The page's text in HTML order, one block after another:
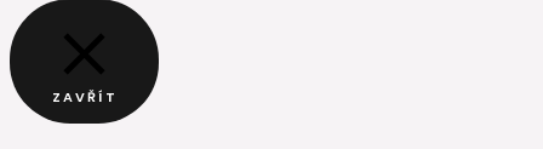
ZAVŘÍT